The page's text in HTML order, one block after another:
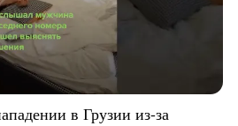
в Грузии из-за